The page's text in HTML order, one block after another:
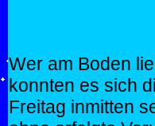
Wer am Boden
konnten es sich
Freitag inmitten